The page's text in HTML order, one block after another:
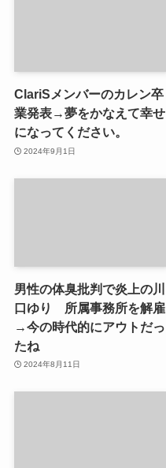
ClariSメンバーのカレン卒
業発表→夢をかなえて幸せ
になってください。
2024年9月1日
男性の体臭批判で炎上の川
口ゆり 所属事務所を解雇
→今の時代的にアウトだっ
たね
2024年8月11日